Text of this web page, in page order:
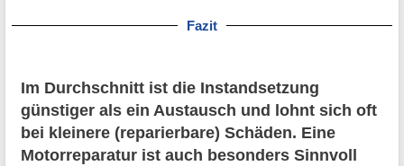
Fazit
Im Durchschnitt ist die Instandsetzung
günstiger als ein Austausch und lohnt sich oft
bei kleinere (reparierbare) Schäden. Eine
Motorreparatur ist auch besonders Sinnvoll